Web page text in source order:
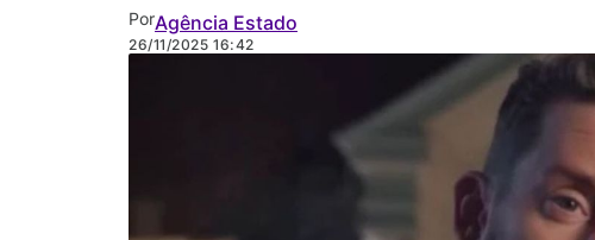
PorAgência Estado
26/11/2025 16:42